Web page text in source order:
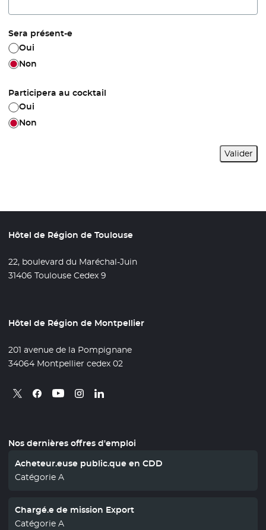
Sera présent-e
Oui
Non
Participera au cocktail
Oui
Non
Valider
Hôtel de Région de Toulouse
22, boulevard du Maréchal-Juin
31406 Toulouse Cedex 9
Hôtel de Région de Montpellier
201 avenue de la Pompignane
34064 Montpellier cedex 02
Retrouvez nous sur X
- Nouvelle fenêtre
Retrouvez nous sur Facebook
- Nouvelle fenêtre
Retrouvez nous sur Youtube
- Nouvelle fenêtre
Retrouvez nous sur Instagram
- Nouvelle fenêtre
Retrouvez nous sur Linkedin
- Nouvelle fenêtre
Nos dernières offres d'emploi
Acheteur.euse public.que en CDD
Catégorie A
Chargé.e de mission Export
Catégorie A